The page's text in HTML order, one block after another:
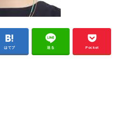
はてブ 送る Pocket